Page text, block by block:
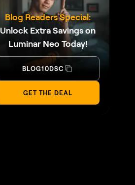
Blog Readers Special:
Unlock Extra Savings on
Luminar Neo Today!
BLOG10DSC
GET THE DEAL